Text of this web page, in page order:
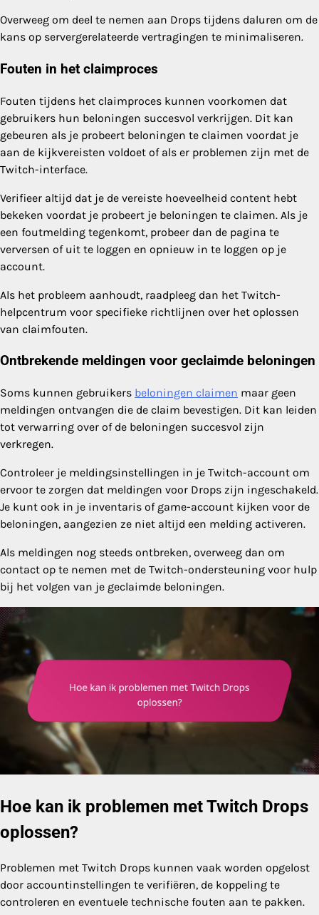
Overweeg om deel te nemen aan Drops tijdens daluren om de
kans op servergerelateerde vertragingen te minimaliseren.
Fouten in het claimproces
Fouten tijdens het claimproces kunnen voorkomen dat
gebruikers hun beloningen succesvol verkrijgen. Dit kan
gebeuren als je probeert beloningen te claimen voordat je
aan de kijkvereisten voldoet of als er problemen zijn met de
Twitch-interface.
Verifieer altijd dat je de vereiste hoeveelheid content hebt
bekeken voordat je probeert je beloningen te claimen. Als je
een foutmelding tegenkomt, probeer dan de pagina te
verversen of uit te loggen en opnieuw in te loggen op je
account.
Als het probleem aanhoudt, raadpleeg dan het Twitch-
helpcentrum voor specifieke richtlijnen over het oplossen
van claimfouten.
Ontbrekende meldingen voor geclaimde beloningen
Soms kunnen gebruikers beloningen claimen maar geen
meldingen ontvangen die de claim bevestigen. Dit kan leiden
tot verwarring over of de beloningen succesvol zijn
verkregen.
Controleer je meldingsinstellingen in je Twitch-account om
ervoor te zorgen dat meldingen voor Drops zijn ingeschakeld.
Je kunt ook in je inventaris of game-account kijken voor de
beloningen, aangezien ze niet altijd een melding activeren.
Als meldingen nog steeds ontbreken, overweeg dan om
contact op te nemen met de Twitch-ondersteuning voor hulp
bij het volgen van je geclaimde beloningen.
Hoe kan ik problemen met Twitch Drops
oplossen?
Problemen met Twitch Drops kunnen vaak worden opgelost
door accountinstellingen te verifiëren, de koppeling te
controleren en eventuele technische fouten aan te pakken.